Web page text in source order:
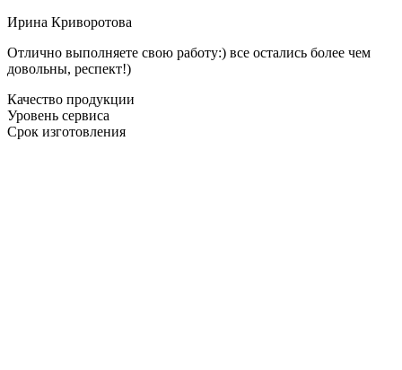
Ирина Криворотова
Отлично выполняете свою работу:) все остались более чем
довольны, респект!)
Качество продукции
Уровень сервиса
Срок изготовления